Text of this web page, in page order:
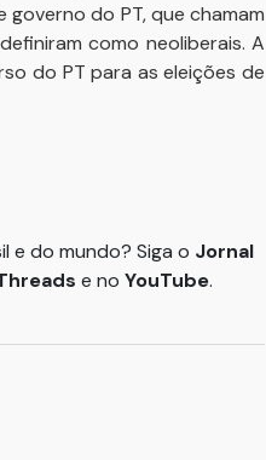
do PT, que chamam
como neoliberais. A
do PT para as eleições de
e do mundo? Siga o Jornal
e no YouTube.